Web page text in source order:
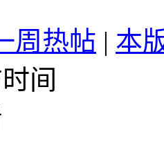
周热帖 | 本
间